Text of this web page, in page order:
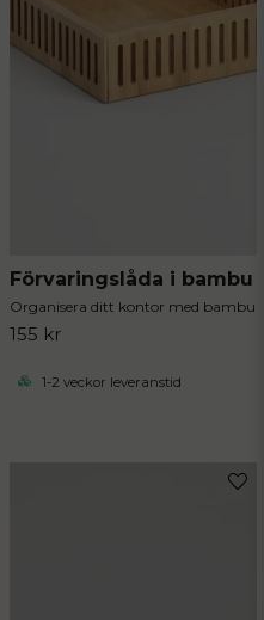
Förvaringslåda i bambu
Organisera ditt kontor med bambu
155 kr
1-2 veckor leveranstid